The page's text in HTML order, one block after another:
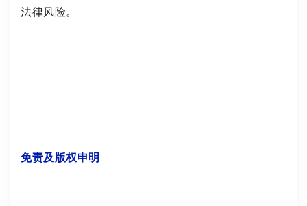
法律风险。
免责及版权申明